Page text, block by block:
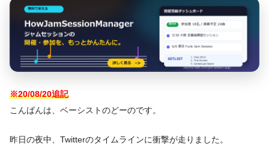
※20/08/20追記
こんばんは、ベーシストのどーのです。
昨日の夜中、Twitterのタイムラインに衝撃が走りました。